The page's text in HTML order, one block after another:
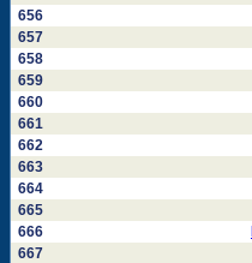
656
657
658
659
660
661
662
663
664
665
666
667